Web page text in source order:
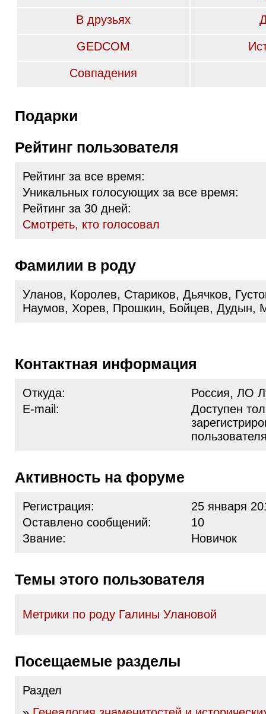
В друзьях
GEDCOM
Совпадения
Подарки
Рейтинг пользователя
Рейтинг за все время:
Уникальных голосующих за все время:
Рейтинг за 30 дней:
Cмотреть, кто голосовал
Фамилии в роду
Уланов, Королев, Стариков, Дьячков,
Наумов, Хорев, Прошкин, Бойцев, Дудын,
Контактная информация
Откуда:
Россия, ЛО
E-mail:
Доступен
Активность на форуме
Регистрация:
25 января
Оставлено сообщений:
10
Звание:
Новичок
Темы этого пользователя
Метрики по роду Галины Улановой
Посещаемые разделы
Раздел